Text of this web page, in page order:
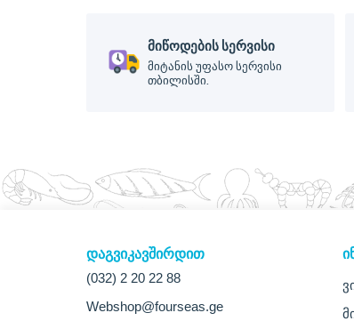
მიწოდების სერვისი
მიტანის უფასო სერვისი
თბილისში.
დაგვიკავშირდით
(032) 2 20 22 88
Webshop@fourseas.ge